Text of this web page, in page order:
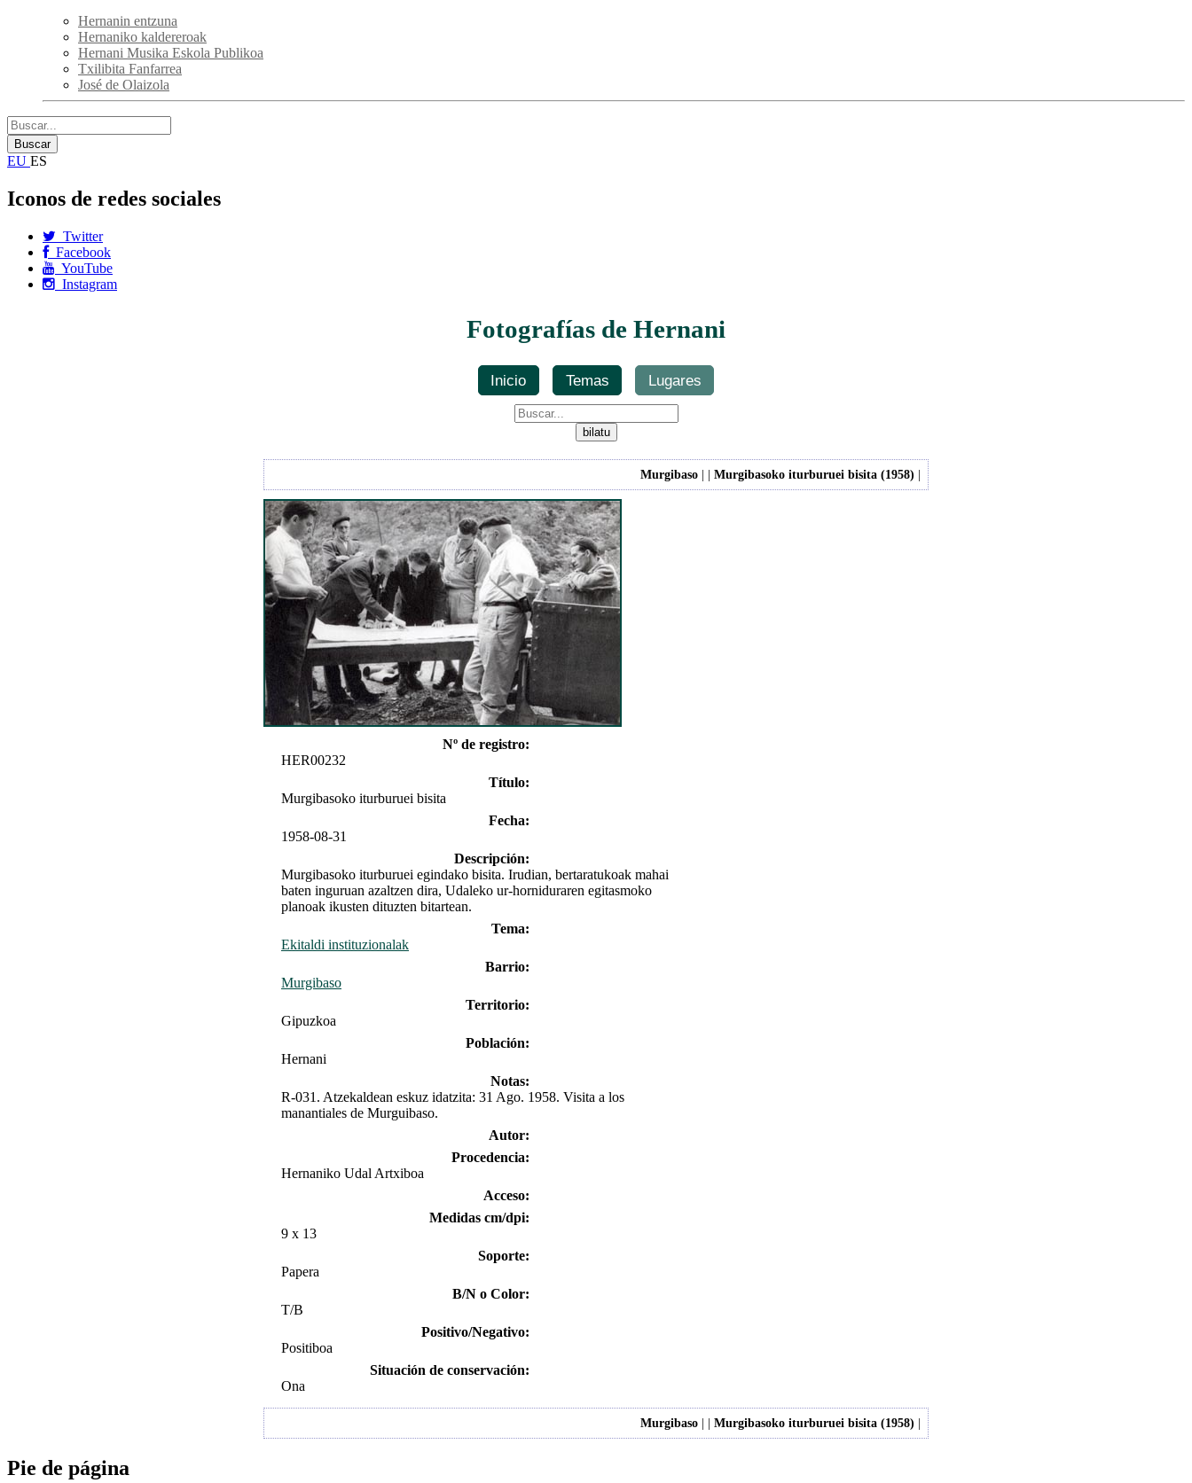
Hernanin entzuna
Hernaniko kaldereroak
Hernani Musika Eskola Publikoa
Txilibita Fanfarrea
José de Olaizola
EU ES
Iconos de redes sociales
Twitter
Facebook
YouTube
Instagram
Fotografías de Hernani
Inicio Temas Lugares
Murgibaso | | Murgibasoko iturburuei bisita (1958) |
Nº de registro:
HER00232
Título:
Murgibasoko iturburuei bisita
Fecha:
1958-08-31
Descripción:
Murgibasoko iturburuei egindako bisita. Irudian, bertaratukoak mahai
baten inguruan azaltzen dira, Udaleko ur-horniduraren egitasmoko
planoak ikusten dituzten bitartean.
Tema:
Ekitaldi instituzionalak
Barrio:
Murgibaso
Territorio:
Gipuzkoa
Población:
Hernani
Notas:
R-031. Atzekaldean eskuz idatzita: 31 Ago. 1958. Visita a los
manantiales de Murguibaso.
Autor:
Procedencia:
Hernaniko Udal Artxiboa
Acceso:
Medidas cm/dpi:
9 x 13
Soporte:
Papera
B/N o Color:
T/B
Positivo/Negativo:
Positiboa
Situación de conservación:
Ona
Murgibaso | | Murgibasoko iturburuei bisita (1958) |
Pie de página